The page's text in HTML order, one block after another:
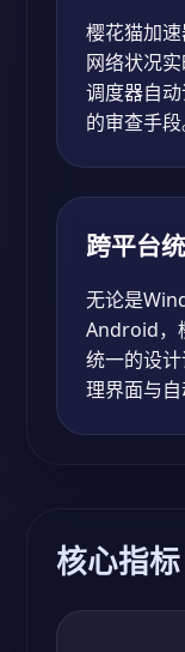
樱花猫加
网络状况
调度器自
的审查手段
跨平台
无论是
Android，
统一的设
理界面与自
核心指标